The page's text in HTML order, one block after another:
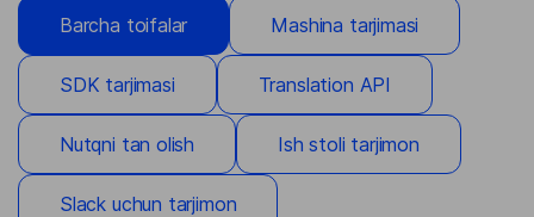
Barcha toifalar Mashina tarjimasi
SDK tarjimasi Translation API
Nutqni tan olish Ish stoli tarjimon
Slack uchun tarjimon